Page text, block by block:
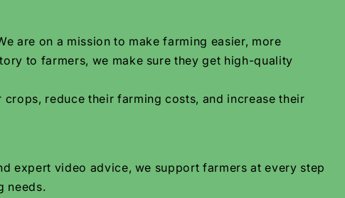
are on a mission to make farming easier, more
to farmers, we make sure they get high-quality
reduce their farming costs, and increase their
expert video advice, we support farmers at every step
needs.